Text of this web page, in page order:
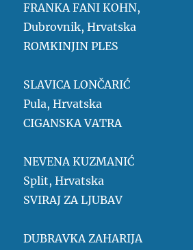
FRANKA FANI KOHN,
Dubrovnik, Hrvatska
ROMKINJIN PLES
SLAVICA LONČARIĆ
Pula, Hrvatska
CIGANSKA VATRA
NEVENA KUZMANIĆ
Split, Hrvatska
SVIRAJ ZA LJUBAV
DUBRAVKA ZAHARIJA